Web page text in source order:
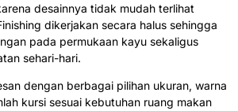
desainnya tidak mudah terlihat
dikerjakan secara halus sehingga
pada permukaan kayu sekaligus
sehari-hari.
dengan berbagai pilihan ukuran, warna
kursi sesuai kebutuhan ruang makan